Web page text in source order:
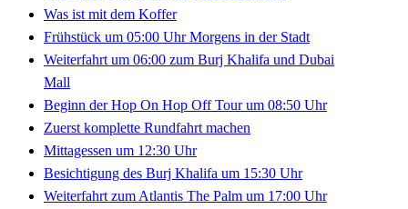
Was ist mit dem Koffer
Frühstück um 05:00 Uhr Morgens in der Stadt
Weiterfahrt um 06:00 zum Burj Khalifa und Dubai
Mall
Beginn der Hop On Hop Off Tour um 08:50 Uhr
Zuerst komplette Rundfahrt machen
Mittagessen um 12:30 Uhr
Besichtigung des Burj Khalifa um 15:30 Uhr
Weiterfahrt zum Atlantis The Palm um 17:00 Uhr